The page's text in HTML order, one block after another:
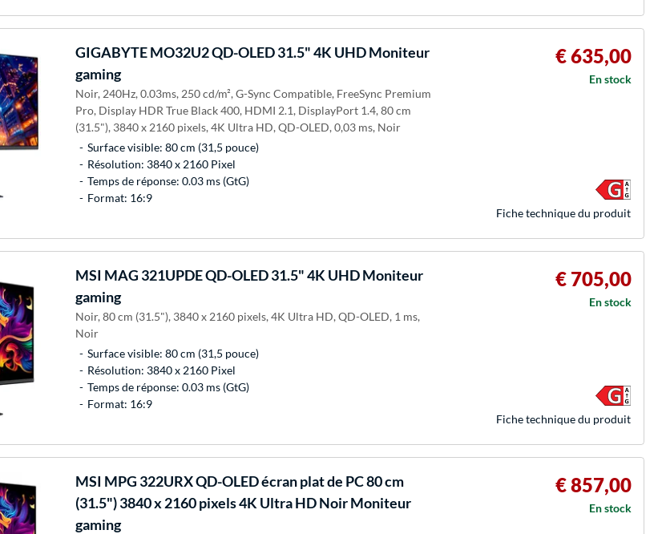
GIGABYTEMO32U2 QD-OLED 31.5" 4K UHD Moniteur
gaming
Noir, 240Hz, 0.03ms, 250 cd/m², G-Sync Compatible, FreeSync Premium
Pro, Display HDR True Black 400, HDMI 2.1, DisplayPort 1.4, 80 cm
(31.5"), 3840 x 2160 pixels, 4K Ultra HD, QD-OLED, 0,03 ms, Noir
Surface visible: 80 cm (31,5 pouce)
Résolution: 3840 x 2160 Pixel
Temps de réponse: 0.03 ms (GtG)
Format: 16:9
€ 635,00
En stock
Fiche technique du produit
MSI MAG 321UPDE QD-OLED 31.5" 4K UHD Moniteur
gaming
Noir, 80 cm (31.5"), 3840 x 2160 pixels, 4K Ultra HD, QD-OLED, 1 ms,
Noir
Surface visible: 80 cm (31,5 pouce)
Résolution: 3840 x 2160 Pixel
Temps de réponse: 0.03 ms (GtG)
Format: 16:9
€ 705,00
En stock
Fiche technique du produit
MSI MPG 322URX QD-OLED écran plat de PC 80 cm
(31.5") 3840 x 2160 pixels 4K Ultra HD Noir Moniteur
gaming
€ 857,00
En stock